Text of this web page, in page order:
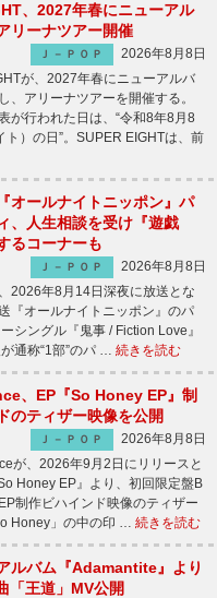
、2027年春にニューアル
リーナツアー開催
Ｊ－ＰＯＰ
2026年8月8日
が、2027年春にニューアルバ
、アリーナツアーを開催する。
が行われた日は、“令和8年8月8
ト）の日”。SUPER EIGHTは、前
オールナイトニッポン』パ
、人生相談を受け『遊戯
るコーナーも
Ｊ－ＰＯＰ
2026年8月8日
2026年8月14日深夜に放送とな
『オールナイトニッポン』のパ
ングル『鬼事 / Fiction Love』
通称“1部”のパ … 続きを読む
、EP『So Honey EP』制
のティザー映像を公開
Ｊ－ＰＯＰ
2026年8月8日
が、2026年9月2日にリリースと
Honey EP』より、初回限定盤B
制作ビハインド映像のティザー
Honey」の中の印 … 続きを読む
ルバム『Adamantite』より
「王道」MV公開